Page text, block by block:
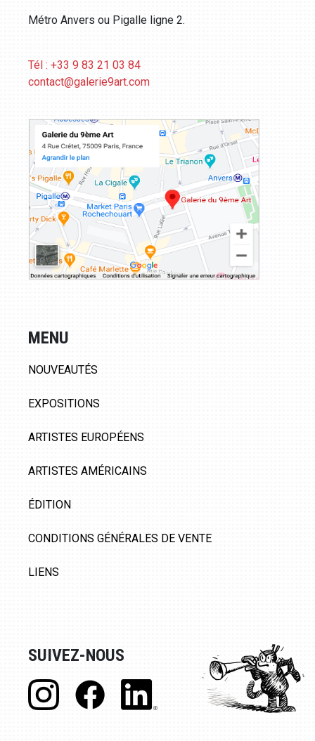
Métro Anvers ou Pigalle ligne 2.
Tél : +33 9 83 21 03 84
contact@galerie9art.com
MENU
NOUVEAUTÉS
EXPOSITIONS
ARTISTES EUROPÉENS
ARTISTES AMÉRICAINS
ÉDITION
CONDITIONS GÉNÉRALES DE VENTE
LIENS
SUIVEZ-NOUS